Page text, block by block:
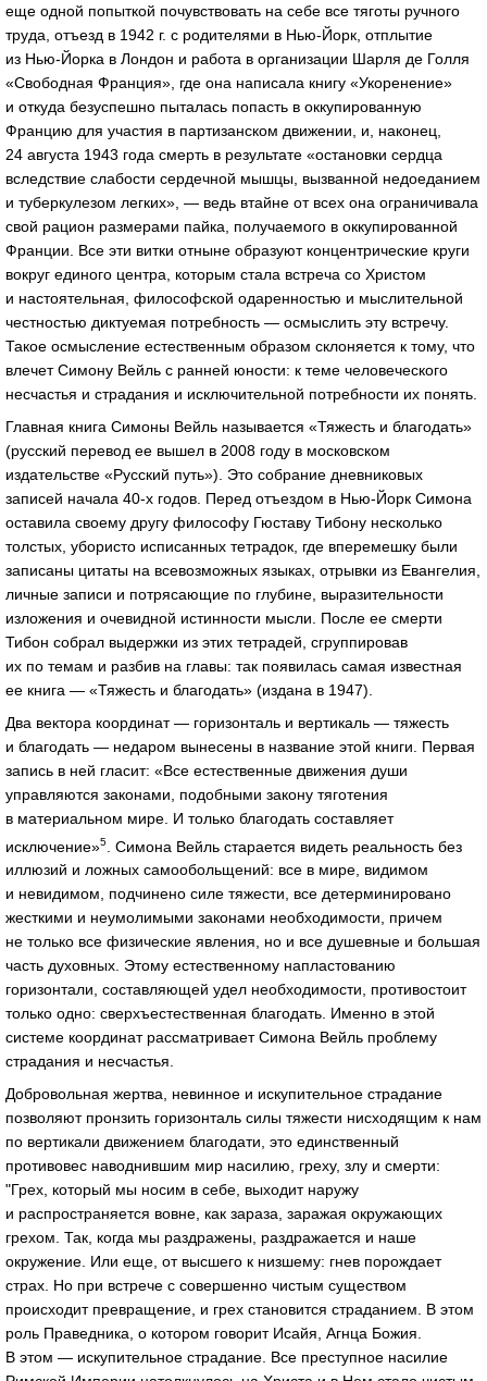
еще одной попыткой почувствовать на себе все тяготы ручного
труда, отъезд в 1942 г. с родителями в Нью-Йорк, отплытие
из Нью-Йорка в Лондон и работа в организации Шарля де Голля
«Свободная Франция», где она написала книгу «Укоренение»
и откуда безуспешно пыталась попасть в оккупированную
Францию для участия в партизанском движении, и, наконец,
24 августа 1943 года смерть в результате «остановки сердца
вследствие слабости сердечной мышцы, вызванной недоеданием
и туберкулезом легких», — ведь втайне от всех она ограничивала
свой рацион размерами пайка, получаемого в оккупированной
Франции. Все эти витки отныне образуют концентрические круги
вокруг единого центра, которым стала встреча со Христом
и настоятельная, философской одаренностью и мыслительной
честностью диктуемая потребность — осмыслить эту встречу.
Такое осмысление естественным образом склоняется к тому, что
влечет Симону Вейль с ранней юности: к теме человеческого
несчастья и страдания и исключительной потребности их понять.
Главная книга Симоны Вейль называется «Тяжесть и благодать»
(русский перевод ее вышел в 2008 году в московском
издательстве «Русский путь»). Это собрание дневниковых
записей начала 40-х годов. Перед отъездом в Нью-Йорк Симона
оставила своему другу философу Гюставу Тибону несколько
толстых, убористо исписанных тетрадок, где вперемешку были
записаны цитаты на всевозможных языках, отрывки из Евангелия,
личные записи и потрясающие по глубине, выразительности
изложения и очевидной истинности мысли. После ее смерти
Тибон собрал выдержки из этих тетрадей, сгруппировав
их по темам и разбив на главы: так появилась самая известная
ее книга — «Тяжесть и благодать» (издана в 1947).
Два вектора координат — горизонталь и вертикаль — тяжесть
и благодать — недаром вынесены в название этой книги. Первая
запись в ней гласит: «Все естественные движения души
управляются законами, подобными закону тяготения
в материальном мире. И только благодать составляет
исключение»5
. Симона Вейль старается видеть реальность без
иллюзий и ложных самообольщений: все в мире, видимом
и невидимом, подчинено силе тяжести, все детерминировано
жесткими и неумолимыми законами необходимости, причем
не только все физические явления, но и все душевные и большая
часть духовных. Этому естественному напластованию
горизонтали, составляющей удел необходимости, противостоит
только одно: сверхъестественная благодать. Именно в этой
системе координат рассматривает Симона Вейль проблему
страдания и несчастья.
Добровольная жертва, невинное и искупительное страдание
позволяют пронзить горизонталь силы тяжести нисходящим к нам
по вертикали движением благодати, это единственный
противовес наводнившим мир насилию, греху, злу и смерти:
"Грех, который мы носим в себе, выходит наружу
и распространяется вовне, как зараза, заражая окружающих
грехом. Так, когда мы раздражены, раздражается и наше
окружение. Или еще, от высшего к низшему: гнев порождает
страх. Но при встрече с совершенно чистым существом
происходит превращение, и грех становится страданием. В этом
роль Праведника, о котором говорит Исайя, Агнца Божия.
В этом — искупительное страдание. Все преступное насилие